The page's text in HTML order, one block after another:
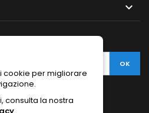

cookie per migliorare
consulta la nostra